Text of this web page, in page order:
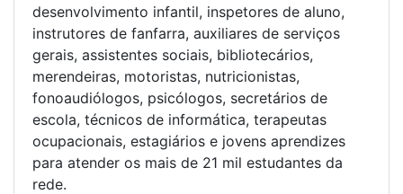
desenvolvimento infantil, inspetores de aluno,
instrutores de fanfarra, auxiliares de serviços
gerais, assistentes sociais, bibliotecários,
merendeiras, motoristas, nutricionistas,
fonoaudiólogos, psicólogos, secretários de
escola, técnicos de informática, terapeutas
ocupacionais, estagiários e jovens aprendizes
para atender os mais de 21 mil estudantes da
rede.